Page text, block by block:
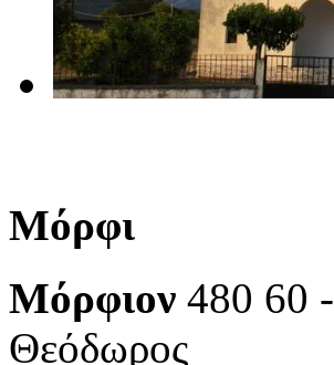
Μόρφι
Μόρφιον 480 60 -
Θεόδωρος